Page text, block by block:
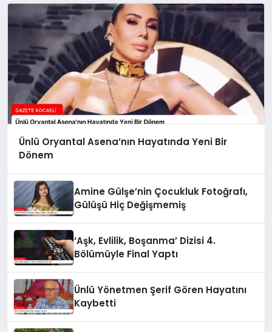
Ünlü Oryantal Asena’nın Hayatında Yeni Bir
Dönem
Amine Gülşe’nin Çocukluk Fotoğrafı,
Gülüşü Hiç Değişmemiş
‘Aşk, Evlilik, Boşanma’ Dizisi 4.
Bölümüyle Final Yaptı
Ünlü Yönetmen Şerif Gören Hayatını
Kaybetti